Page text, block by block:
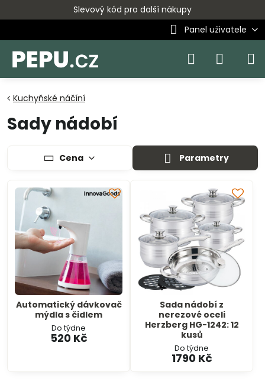
Slevový kód pro další nákupy
Panel uživatele
Kuchyňské náčíní
Sady nádobí
Cena Parametry
Automatický dávkovač
mýdla s čidlem
Do týdne
520 Kč
Sada nádobí z
nerezové oceli
Herzberg HG-1242: 12
kusů
Do týdne
1790 Kč